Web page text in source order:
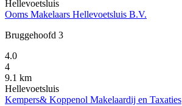
Hellevoetsluis
Ooms Makelaars Hellevoetsluis B.V.
Bruggehoofd 3
4.0
4
9.1 km
Hellevoetsluis
Kempers& Koppenol Makelaardij en Taxaties